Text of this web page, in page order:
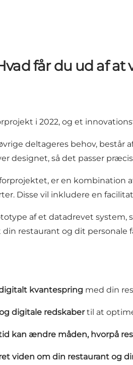
får du ud af
i 2022, og et
deltageres behov,
designet, så det passer
er en
Disse vil inkludere en
af et datadrevet
restaurant og dit
kvantespring med din
digitale redskabertil at
kan ændre måden, hvorpå
viden om din restaurant og